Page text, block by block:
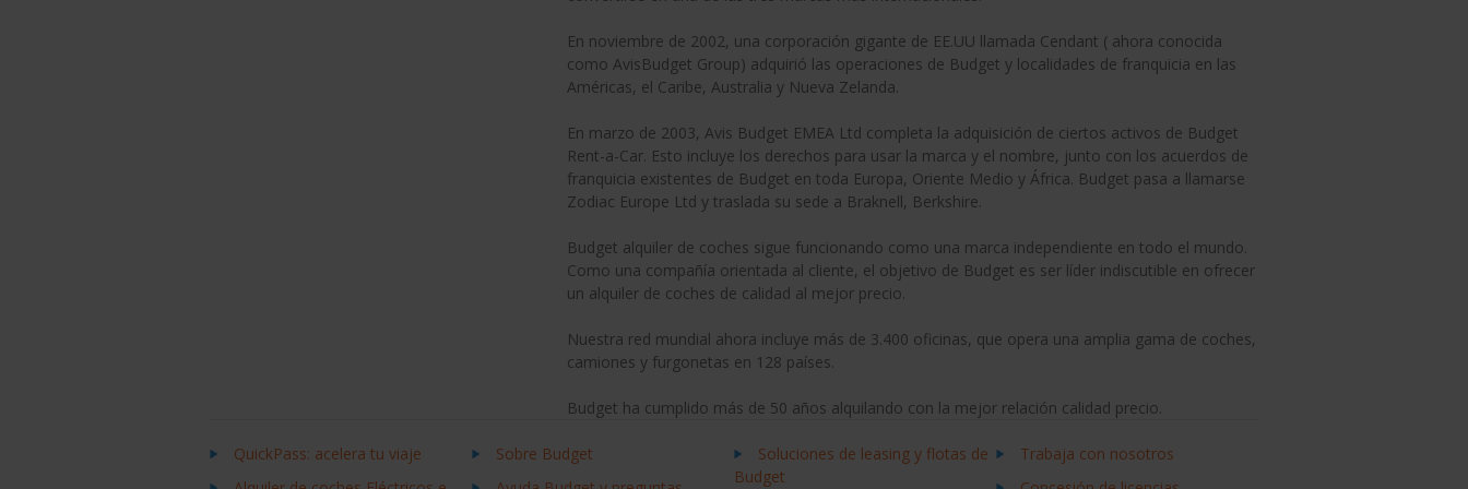
En noviembre de 2002, una corporación gigante de EE.UU llamada Cendant ( ahora conocida
como AvisBudget Group) adquirió las operaciones de Budget y localidades de franquicia en las
Américas, el Caribe, Australia y Nueva Zelanda.
En marzo de 2003, Avis Budget EMEA Ltd completa la adquisición de ciertos activos de Budget
Rent-a-Car. Esto incluye los derechos para usar la marca y el nombre, junto con los acuerdos de
franquicia existentes de Budget en toda Europa, Oriente Medio y África. Budget pasa a llamarse
Zodiac Europe Ltd y traslada su sede a Braknell, Berkshire.
Budget alquiler de coches sigue funcionando como una marca independiente en todo el mundo.
Como una compañía orientada al cliente, el objetivo de Budget es ser líder indiscutible en ofrecer
un alquiler de coches de calidad al mejor precio.
Nuestra red mundial ahora incluye más de 3.400 oficinas, que opera una amplia gama de coches,
camiones y furgonetas en 128 países.
Budget ha cumplido más de 50 años alquilando con la mejor relación calidad precio.
QuickPass: acelera tu viaje
Sobre Budget
Soluciones de leasing y flotas de
Budget
Trabaja con nosotros